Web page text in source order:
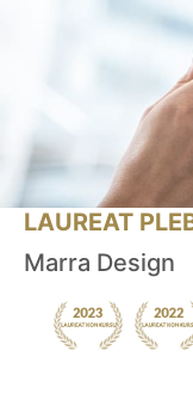
LAUREAT
Marra Design